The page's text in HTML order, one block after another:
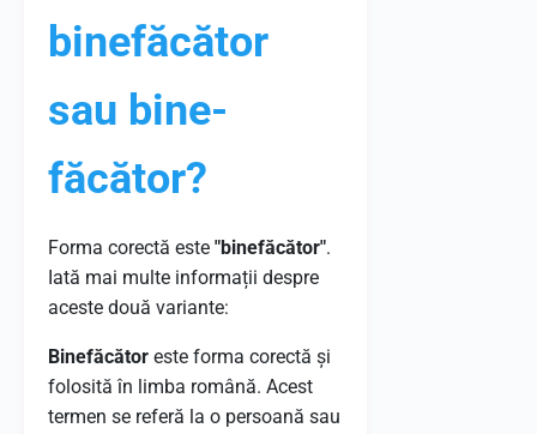
binefăcător
sau bine-
făcător?
Forma corectă este "binefăcător".
Iată mai multe informații despre
aceste două variante:
Binefăcător este forma corectă și
folosită în limba română. Acest
termen se referă la o persoană sau